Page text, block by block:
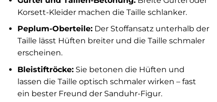
Korsett-Kleider machen die Taille schlanker.
Peplum-Oberteile:Der Stoffansatz unterhalb der
Taille lässt Hüften breiter und die Taille schmaler
erscheinen.
Bleistiftröcke:Sie betonen die Hüften und
lassen die Taille optisch schmaler wirken – fast
ein bester Freund der Sanduhr-Figur.